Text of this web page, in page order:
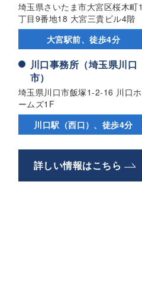
埼玉県さいたま市大宮区桜木町1
丁目9番地18 大宮三貴ビル4階
大宮駅前、徒歩4分
川口事務所（埼玉県川口
市）
埼玉県川口市飯塚1-2-16 川口ホ
ームズ1F
川口駅（西口）、徒歩4分
詳しい情報はこちら